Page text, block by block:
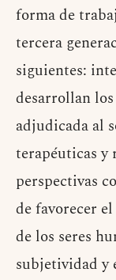
forma de
tercera
siguientes:
desarrollan
adjudicada al
terapéuticas y
perspectivas
de favorecer
de los seres
subjetividad y